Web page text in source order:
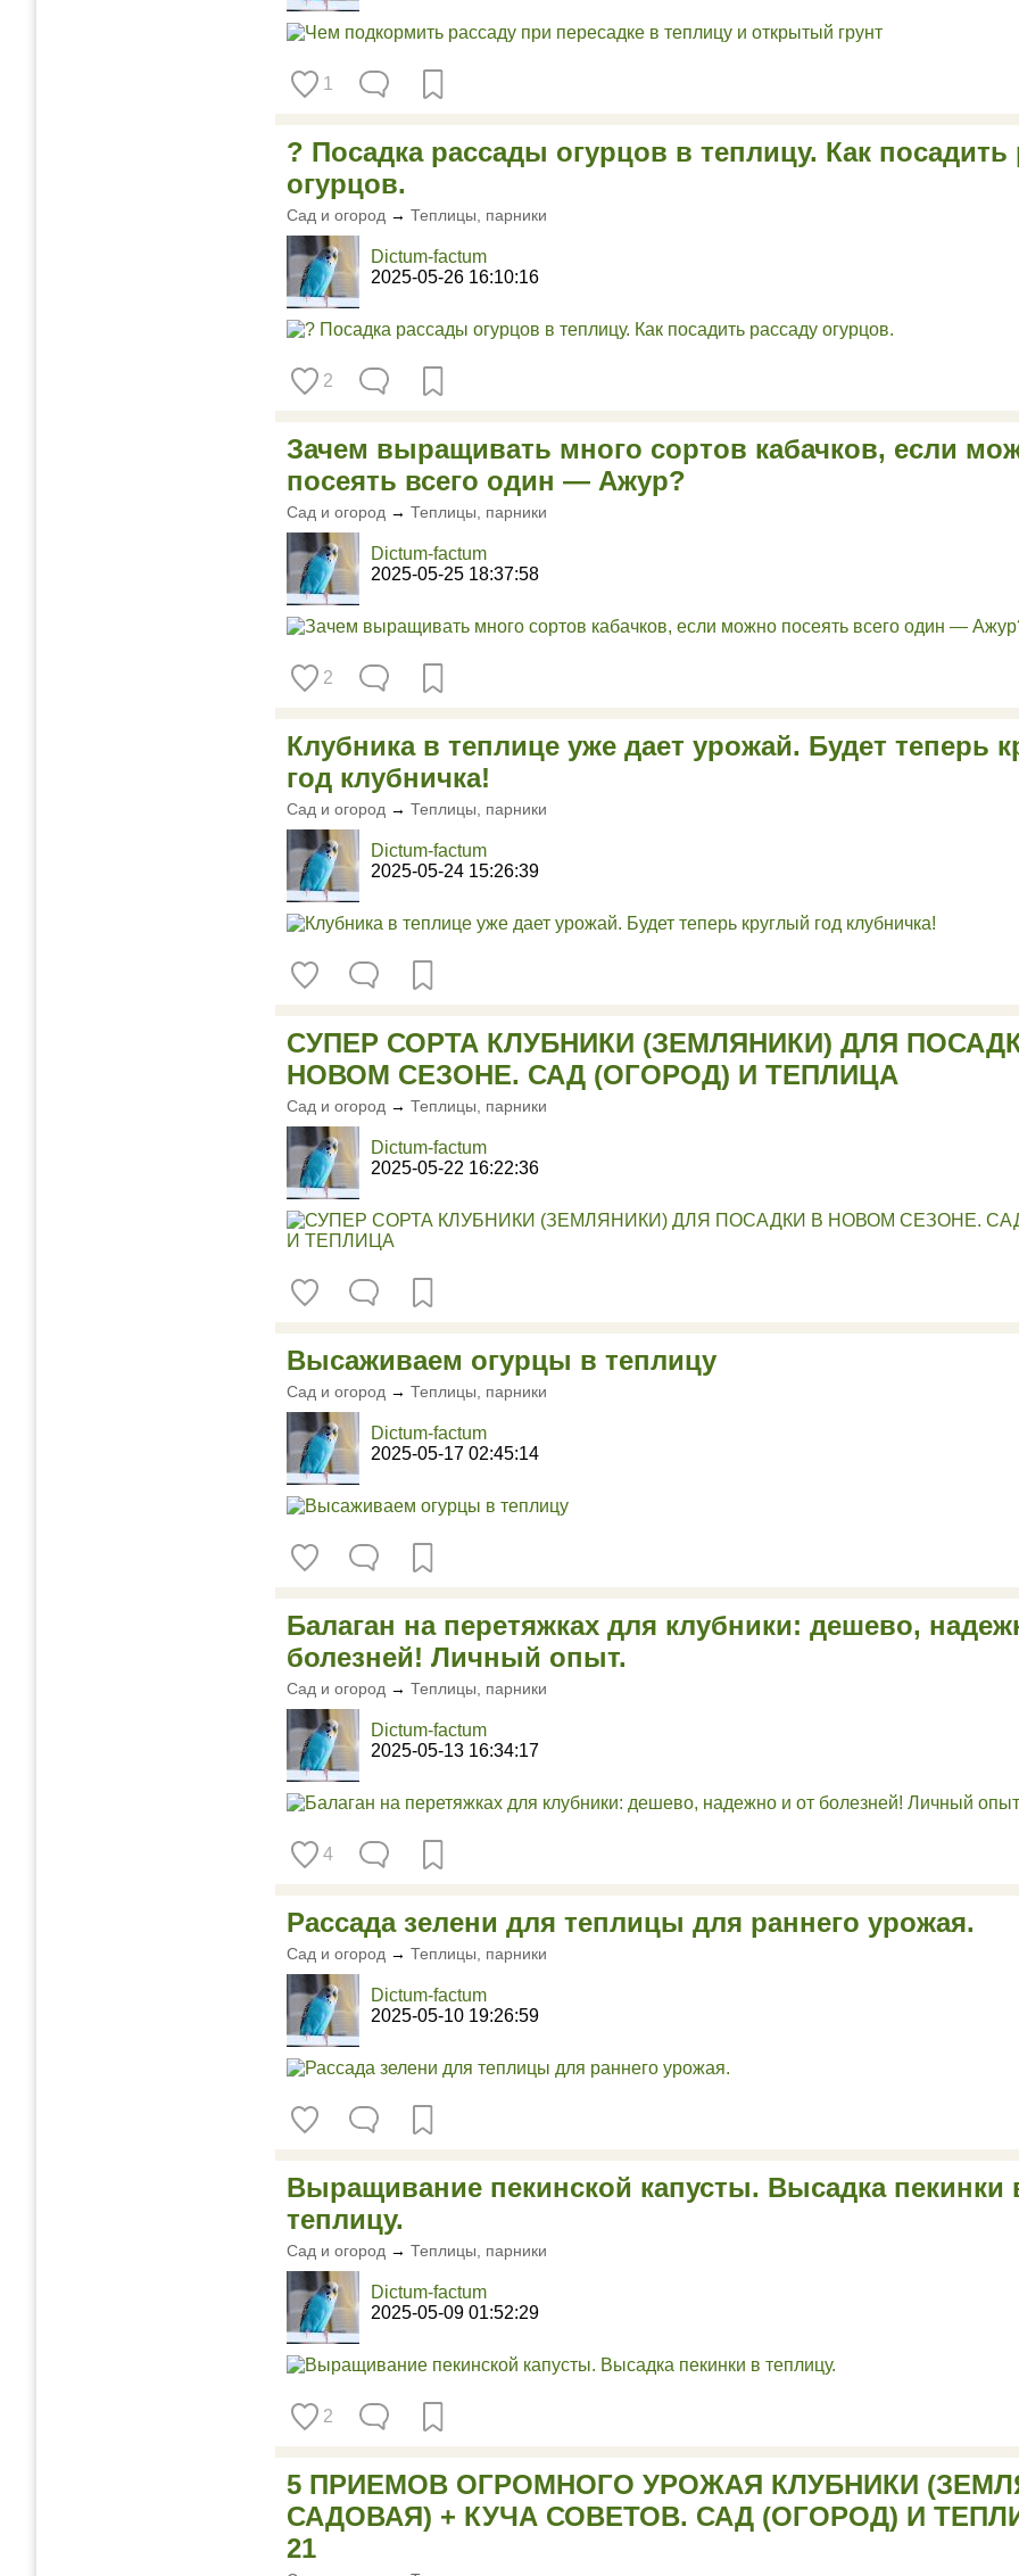
1
? Посадка рассады огурцов в теплицу. Как посадить
огурцов.
Сад и огород → Теплицы, парники
Dictum-factum
2025-05-26 16:10:16
2
Зачем выращивать много сортов кабачков, если
посеять всего один — Ажур?
Сад и огород → Теплицы, парники
Dictum-factum
2025-05-25 18:37:58
2
Клубника в теплице уже дает урожай. Будет теперь
год клубничка!
Сад и огород → Теплицы, парники
Dictum-factum
2025-05-24 15:26:39
СУПЕР СОРТА КЛУБНИКИ (ЗЕМЛЯНИКИ) ДЛЯ
НОВОМ СЕЗОНЕ. САД (ОГОРОД) И ТЕПЛИЦА
Сад и огород → Теплицы, парники
Dictum-factum
2025-05-22 16:22:36
Высаживаем огурцы в теплицу
Сад и огород → Теплицы, парники
Dictum-factum
2025-05-17 02:45:14
Балаган на перетяжках для клубники: дешево,
болезней! Личный опыт.
Сад и огород → Теплицы, парники
Dictum-factum
2025-05-13 16:34:17
4
Рассада зелени для теплицы для раннего урожая.
Сад и огород → Теплицы, парники
Dictum-factum
2025-05-10 19:26:59
Выращивание пекинской капусты. Высадка пекинки
теплицу.
Сад и огород → Теплицы, парники
Dictum-factum
2025-05-09 01:52:29
2
5 ПРИЕМОВ ОГРОМНОГО УРОЖАЯ КЛУБНИКИ
САДОВАЯ) + КУЧА СОВЕТОВ. САД (ОГОРОД) И
21